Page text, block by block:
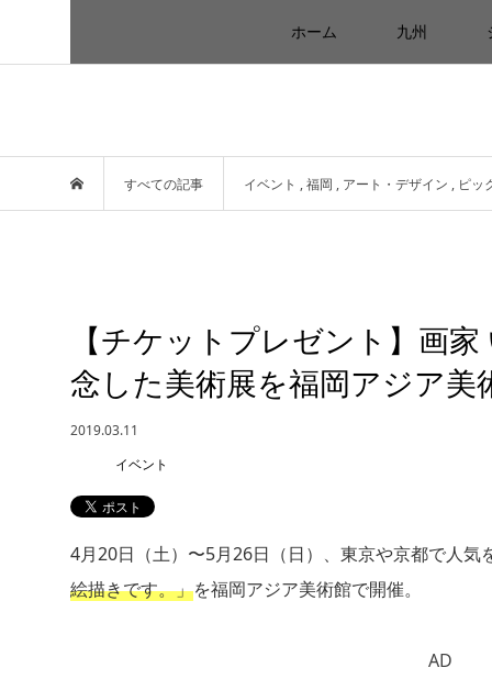
ホーム 九州
すべての記事 イベント ,福岡 , アート・デザイン , ピッ
【チケットプレゼント】画
念した美術展を福岡アジア
2019.03.11
イベント
4月20日（土）〜5月26日（日）、東京や京都で人気
絵描きです。」を福岡アジア美術館で開催。
AD